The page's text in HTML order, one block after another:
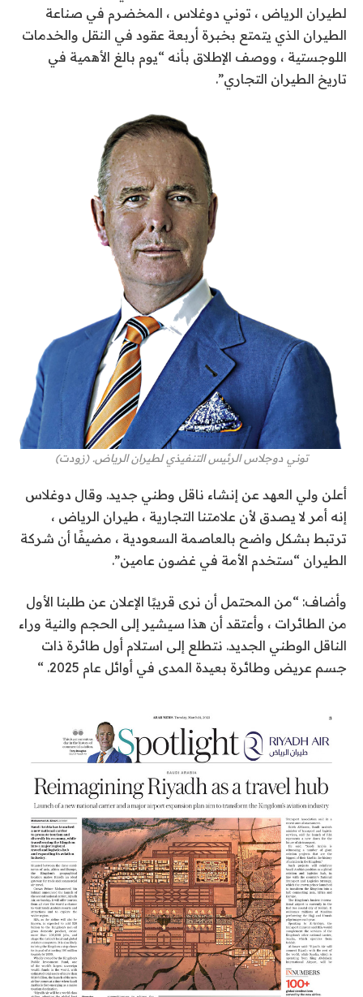
لطيران الرياض ، توني دوغلاس ، المخضرم في صناعة
الطيران الذي يتمتع بخبرة أربعة عقود في النقل والخدمات
اللوجستية ، ووصف الإطلاق بأنه “يوم بالغ الأهمية في
تاريخ الطيران التجاري”.
توني دوجلاس الرئيس التنفيذي لطيران الرياض. (زودت)
أعلن ولي العهد عن إنشاء ناقل وطني جديد. وقال دوغلاس
إنه أمر لا يصدق لأن علامتنا التجارية ، طيران الرياض ،
ترتبط بشكل واضح بالعاصمة السعودية ، مضيفًا أن شركة
الطيران “ستخدم الأمة في غضون عامين”.
وأضاف: “من المحتمل أن نرى قريبًا الإعلان عن طلبنا الأول
من الطائرات ، وأعتقد أن هذا سيشير إلى الحجم والنية وراء
الناقل الوطني الجديد. نتطلع إلى استلام أول طائرة ذات
جسم عريض وطائرة بعيدة المدى في أوائل عام 2025. “